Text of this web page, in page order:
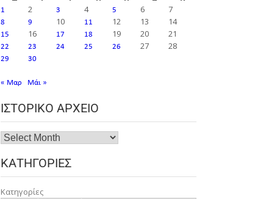
1 2 3 4 5 6 7
8 9 10 11 12 13 14
15 16 17 18 19 20 21
22 23 24 25 26 27 28
29 30
« Μαρ Μάι »
ΙΣΤΟΡΙΚΌ ΑΡΧΕΊΟ
ΚΑΤΗΓΟΡΊΕΣ
Κατηγορίες